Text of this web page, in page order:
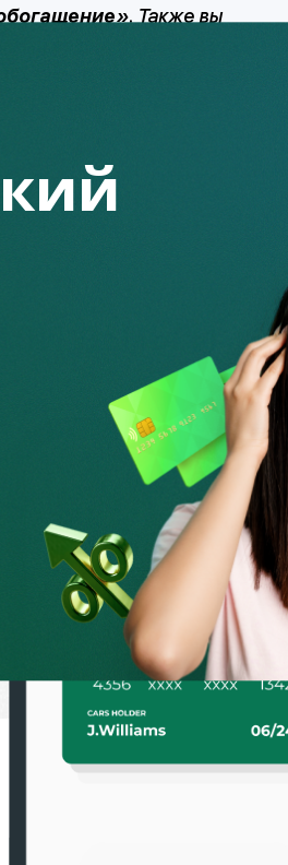
. Также вы
по действующей ставке
досудебную
из банка) и подать
несколько месяцев.